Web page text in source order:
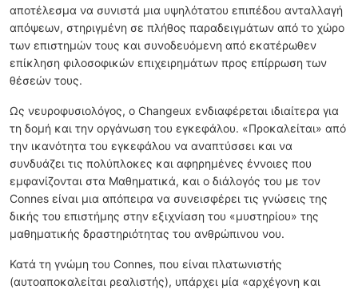
αποτέλεσμα να συνιστά μια υψηλότατου επιπέδου ανταλλαγή
απόψεων, στηριγμένη σε πλήθος παραδειγμάτων από το χώρο
των επιστημών τους και συνοδευόμενη από εκατέρωθεν
επίκληση φιλοσοφικών επιχειρημάτων προς επίρρωση των
θέσεών τους.
Ως νευροφυσιολόγος, ο Changeux ενδιαφέρεται ιδιαίτερα για
τη δομή και την οργάνωση του εγκεφάλου. «Προκαλείται» από
την ικανότητα του εγκεφάλου να αναπτύσσει και να
συνδυάζει τις πολύπλοκες και αφηρημένες έννοιες που
εμφανίζονται στα Μαθηματικά, και ο διάλογός του με τον
Connes είναι μια απόπειρα να συνεισφέρει τις γνώσεις της
δικής του επιστήμης στην εξιχνίαση του «μυστηρίου» της
μαθηματικής δραστηριότητας του ανθρώπινου νου.
Κατά τη γνώμη του Connes, που είναι πλατωνιστής
(αυτοαποκαλείται ρεαλιστής), υπάρχει μία «αρχέγονη και